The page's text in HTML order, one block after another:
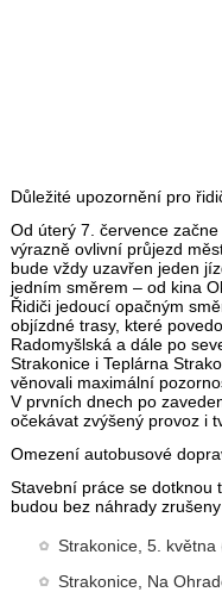
Důležité upozornění pro
Od úterý 7. července
výrazně ovlivní průjezd
bude vždy uzavřen jeden
jedním směrem – od kina
Řidiči jedoucí opačným
objízdné trasy, které
Radomyšlská a dále po
Strakonice i Teplárna
věnovali maximální
V prvních dnech po
očekávat zvýšený provoz i
Omezení autobusové
Stavební práce se dotknou
budou bez náhrady
Strakonice, 5. května
Strakonice, Na